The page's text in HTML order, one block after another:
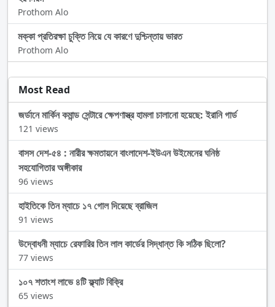
Prothom Alo
মক্কা প্রতিরক্ষা চুক্তি নিয়ে যে কারণে দুশ্চিন্তায় ভারত
Prothom Alo
Most Read
জর্ডানে মার্কিন কমান্ড সেন্টারে ক্ষেপণাস্ত্র হামলা চালানো হয়েছে: ইরানি গার্ড
121 views
বাসস দেশ-৫৪ : নারীর ক্ষমতায়নে বাংলাদেশ-ইউএন উইমেনের ঘনিষ্ঠ
সহযোগিতার অঙ্গীকার
96 views
হাইতিকে তিন ম্যাচে ১৭ গোল দিয়েছে ব্রাজিল
91 views
উদ্বোধনী ম্যাচে রেফারির তিন লাল কার্ডের সিদ্ধান্ত কি সঠিক ছিলো?
77 views
১০৭ শতাংশ লাভে ৪টি ফ্ল্যাট বিক্রি
65 views